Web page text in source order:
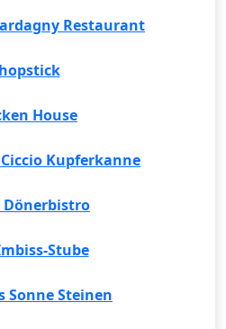
Restaurant
House
Kupferkanne
Dönerbistro
Stube
Sonne Steinen